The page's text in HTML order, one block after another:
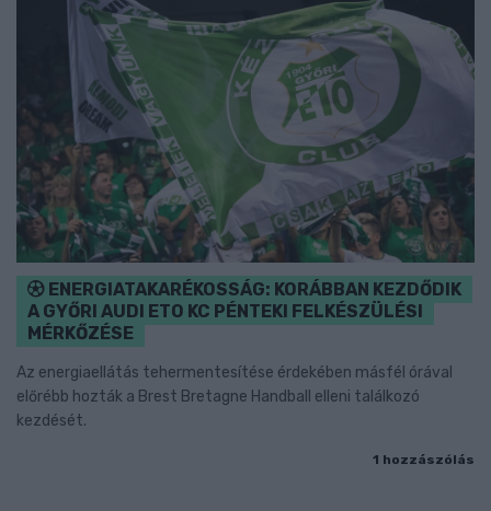
ENERGIATAKARÉKOSSÁG: KORÁBBAN KEZDŐDIK
A GYŐRI AUDI ETO KC PÉNTEKI FELKÉSZÜLÉSI
MÉRKŐZÉSE
Az energiaellátás tehermentesítése érdekében másfél órával
előrébb hozták a Brest Bretagne Handball elleni találkozó
kezdését.
1 hozzászólás